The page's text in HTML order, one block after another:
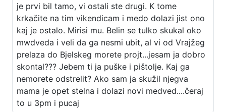
je prvi bil tamo, vi ostali ste drugi. K tome
krkačite na tim vikendicam i medo dolazi jist ono
kaj je ostalo. Mirisi mu. Belin se tulko skukal oko
mwdveda i veli da ga nesmi ubit, al vi od Vrajžeg
prelaza do Bjelskeg morete projt...jesam ja dobro
skontal??? Jebem ti ja puške i pištolje. Kaj ga
nemorete odstrelit? Ako sam ja skužil njegva
mama je opet stelna i dolazi novi medved....čeraj
to u 3pm i pucaj